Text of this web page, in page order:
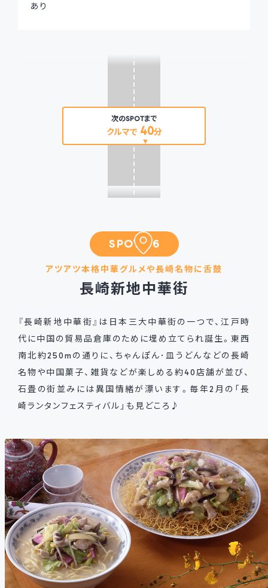
あり
次のSPOTまで
クルマで 40分
SPOT 06
アツアツ本格中華グルメや長崎名物に舌鼓
長崎新地中華街
『長崎新地中華街』は日本三大中華街の一つで、江戸時
代に中国の貿易品倉庫のために埋め立てられ誕生。東西
南北約250mの通りに、ちゃんぽん･皿うどんなどの長崎
名物や中国菓子、雑貨などが楽しめる約40店舗が並び、
石畳の街並みには異国情緒が漂います。毎年2月の「長
崎ランタンフェスティバル」も見どころ♪